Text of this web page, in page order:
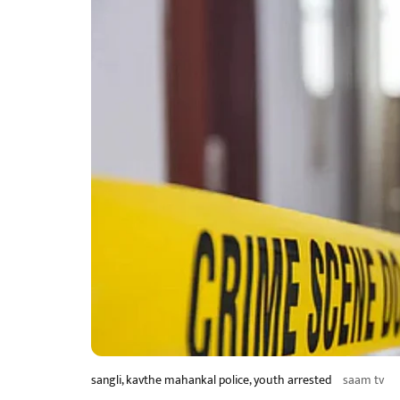
sangli, kavthe mahankal police, youth arrested saam tv